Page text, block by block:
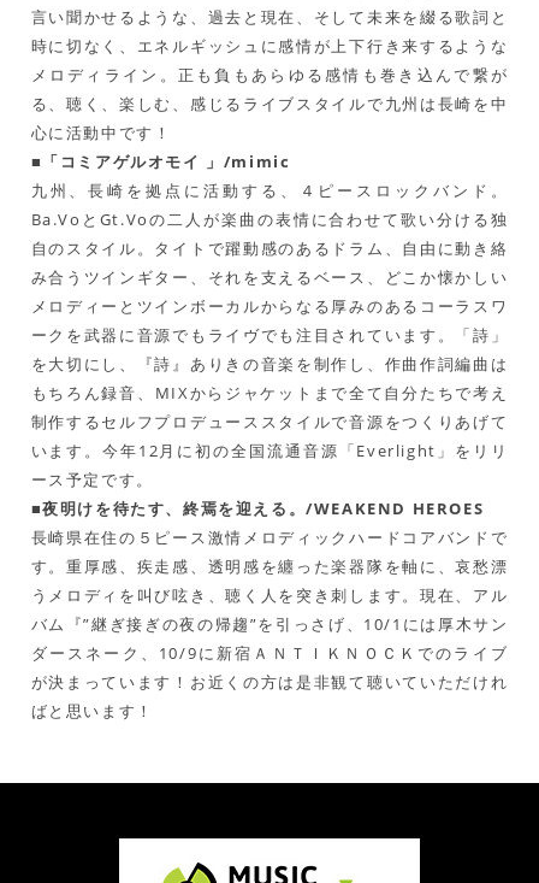
言い聞かせるような、過去と現在、そして未来を綴る歌詞と
時に切なく、エネルギッシュに感情が上下行き来するような
メロディライン。正も負もあらゆる感情も巻き込んで繋が
る、聴く、楽しむ、感じるライブスタイルで九州は長崎を中
心に活動中です！
■「コミアゲルオモイ 」/mimic
九州、長崎を拠点に活動する、４ピースロックバンド。
Ba.VoとGt.Voの二人が楽曲の表情に合わせて歌い分ける独
自のスタイル。タイトで躍動感のあるドラム、自由に動き絡
み合うツインギター、それを支えるベース、どこか懐かしい
メロディーとツインボーカルからなる厚みのあるコーラスワ
ークを武器に音源でもライヴでも注目されています。「詩」
を大切にし、『詩』ありきの音楽を制作し、作曲作詞編曲は
もちろん録音、MIXからジャケットまで全て自分たちで考え
制作するセルフプロデューススタイルで音源をつくりあげて
います。今年12月に初の全国流通音源「Everlight」をリリ
ース予定です。
■夜明けを待たす、終焉を迎える。/WEAKEND HEROES
長崎県在住の５ピース激情メロディックハードコアバンドで
す。重厚感、疾走感、透明感を纏った楽器隊を軸に、哀愁漂
うメロディを叫び呟き、聴く人を突き刺します。現在、アル
バム『”継ぎ接ぎの夜の帰趨”を引っさげ、10/1には厚木サン
ダースネーク、10/9に新宿ＡＮＴＩＫＮＯＣＫでのライブ
が決まっています！お近くの方は是非観て聴いていただけれ
ばと思います！